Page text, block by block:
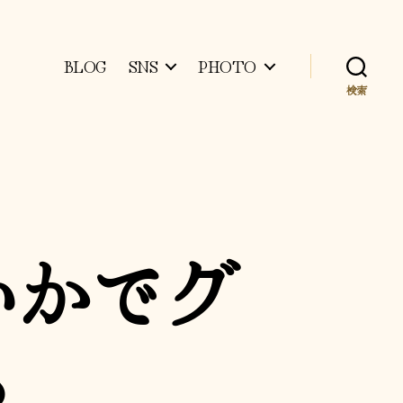
BLOG SNS PHOTO
検索
でグ